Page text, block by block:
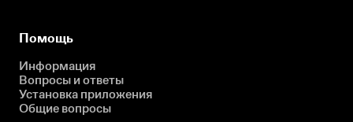
Помощь
Информация
Вопросы и ответы
Установка приложения
Общие вопросы